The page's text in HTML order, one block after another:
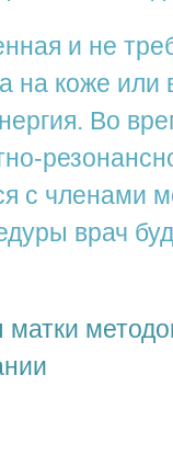
и не
коже или
Во
с членами
врач